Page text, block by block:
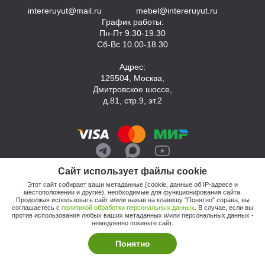
Сайт использует файлы cookie
Этот сайт собирает ваши метаданные (cookie, данные об IP-адресе и
местоположении и другие), необходимые для функционирования сайта.
Продолжая использовать сайт и/или нажав на клавишу "Понятно" справа, вы
соглашаетесь с политикой обработки персональных данных . В случае, если вы
против использования любых ваших метаданных и/или персональных данных -
немедленно покиньте сайт.
Понятно
intereruyut@mail.ru
mebel@intereruyut.ru
График работы:
Пн-Пт 9.30-19.30
Сб-Вс 10.00-18.30
Адрес:
125504, Москва,
Дмитровское шоссе,
д.81, стр.9, эт.2
© 2026, Компания «Интерьер Уют»
Политика обработки персональных данных
Этот сайт продвигает: Кузнецов Анатолий